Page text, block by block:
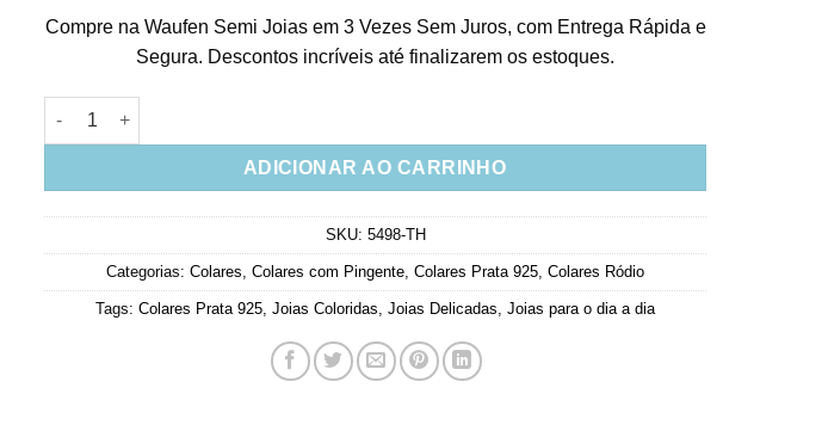
Compre na Waufen Semi Joias em 3 Vezes Sem Juros, com Entrega Rápida e
Segura. Descontos incríveis até finalizarem os estoques.
Colar Plaquinhas Coloridas Cravejadas Em Zirconias Prata 925 quantidade
ADICIONAR AO CARRINHO
SKU: 5498-TH
Categorias: Colares Colares com Pingente Colares Prata 925 Colares Ródio
Tags: Colares Prata 925 Joias Coloridas Joias Delicadas Joias para o dia a dia